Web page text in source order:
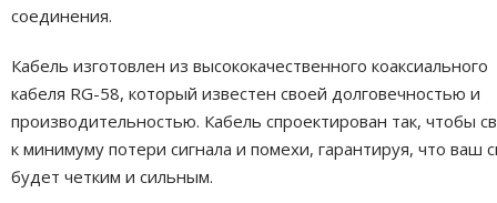
соединения.
Кабель изготовлен из высококачественного коаксиального
кабеля RG-58, который известен своей долговечностью и
производительностью. Кабель спроектирован так, чтобы
к минимуму потери сигнала и помехи, гарантируя, что ваш
будет четким и сильным.